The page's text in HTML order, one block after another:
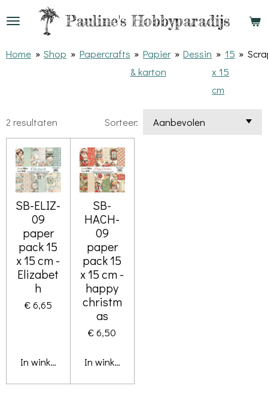
Ga
naar
Pauline'sHobbyparadijs
Home » Shop » Papercrafts » Papier
& karton
» Dessin » 15
x 15
cm
»
2 resultaten Sorteer:
SB-ELIZ-
09
paper
pack 15
x 15 cm -
Elizabet
h
€ 6,65
In winkelwagen
SB-
HACH-
09
paper
pack 15
x 15 cm -
happy
christm
as
€ 6,50
In winkelwagen